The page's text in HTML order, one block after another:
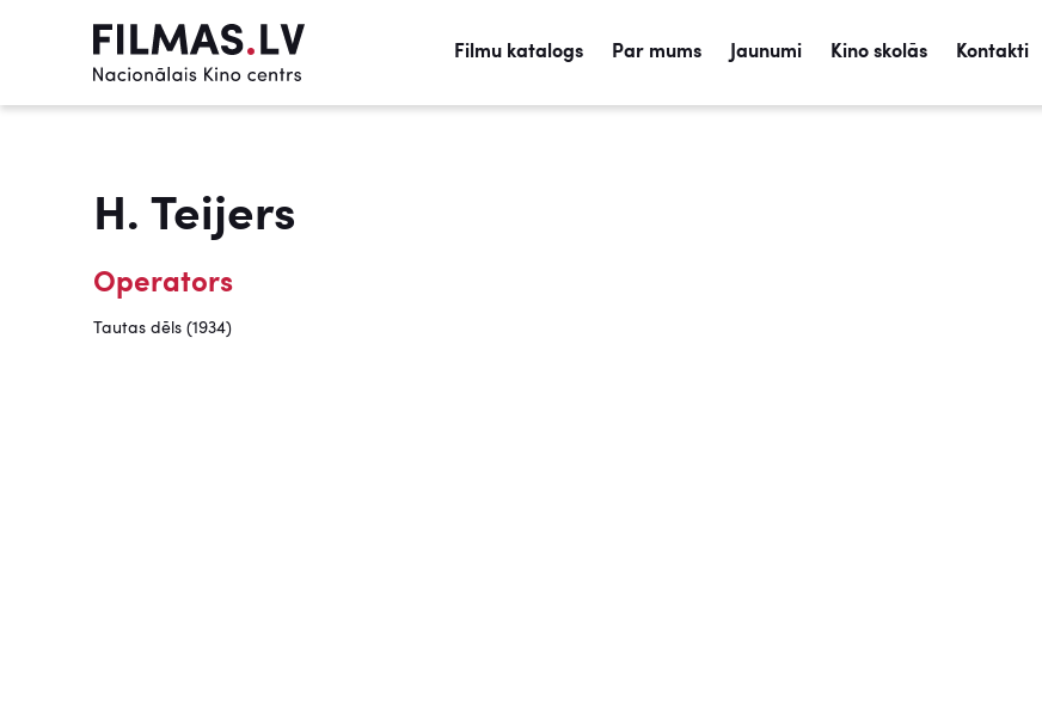
Filmu katalogs Par mums Jaunumi Kino skolās Kontakti
H. Teijers
Operators
Tautas dēls (1934)